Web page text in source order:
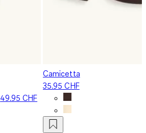
49.95 CHF
Camicetta
35.95 CHF